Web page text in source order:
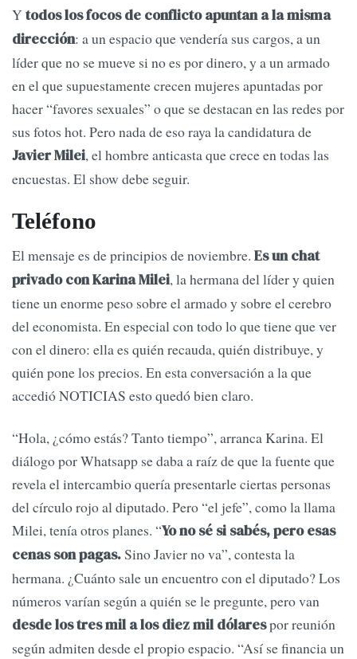
Ytodos los focos de conflicto apuntan a la misma
dirección: a un espacio que vendería sus cargos, a un
líder que no se mueve si no es por dinero, y a un armado
en el que supuestamente crecen mujeres apuntadas por
hacer “favores sexuales” o que se destacan en las redes por
sus fotos hot. Pero nada de eso raya la candidatura de
Javier Milei, el hombre anticasta que crece en todas las
encuestas. El show debe seguir.
Teléfono
El mensaje es de principios de noviembre. Es un chat
privado con Karina Milei, la hermana del líder y quien
tiene un enorme peso sobre el armado y sobre el cerebro
del economista. En especial con todo lo que tiene que ver
con el dinero: ella es quién recauda, quién distribuye, y
quién pone los precios. En esta conversación a la que
accedió NOTICIAS esto quedó bien claro.
“Hola, ¿cómo estás? Tanto tiempo”, arranca Karina. El
diálogo por Whatsapp se daba a raíz de que la fuente que
revela el intercambio quería presentarle ciertas personas
del círculo rojo al diputado. Pero “el jefe”, como la llama
Milei, tenía otros planes. “Yo no sé si sabés, pero esas
cenas son pagas.Sino Javier no va”, contesta la
hermana. ¿Cuánto sale un encuentro con el diputado? Los
números varían según a quién se le pregunte, pero van
desde los tres mil a los diez mil dólarespor reunión
según admiten desde el propio espacio. “Así se financia un